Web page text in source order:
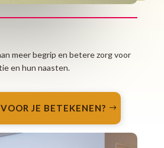
meer begrip en betere zorg voor
en hun naasten.
JE BETEKENEN?